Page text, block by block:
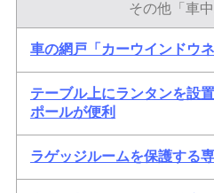
その他「車
車の網戸「カーウインドウ
テーブル上にランタンを設
ポールが便利
ラゲッジルームを保護する